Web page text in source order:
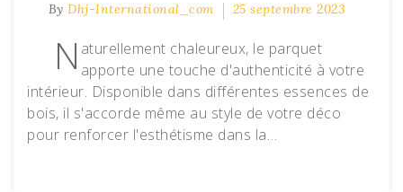
ByDhj-International_com 25 septembre 2023
N aturellement chaleureux, le parquet
apporte une touche d'authenticité à votre
intérieur. Disponible dans différentes essences de
bois, il s'accorde même au style de votre déco
pour renforcer l'esthétisme dans la…